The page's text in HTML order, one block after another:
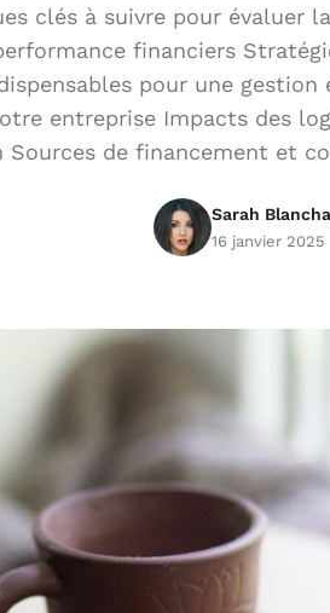
clés à suivre pour évaluer
financiers
pour une gestion
entreprise Impacts des
Sources de financement et
Sarah
16 janvier 2025